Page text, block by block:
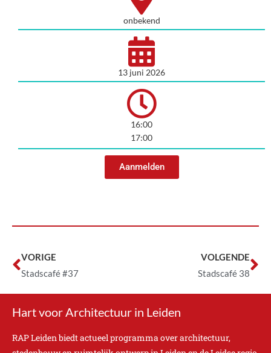
onbekend
13 juni 2026
16:00
17:00
Aanmelden
VORIGE
Stadscafé #37
VOLGENDE
Stadscafé 38
Hart voor Architectuur in Leiden
RAP Leiden biedt actueel programma over architectuur,